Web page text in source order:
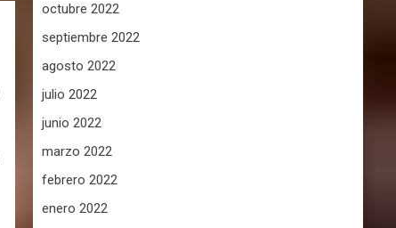
octubre 2022
septiembre 2022
agosto 2022
julio 2022
junio 2022
marzo 2022
febrero 2022
enero 2022